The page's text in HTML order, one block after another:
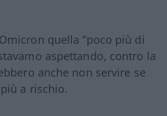
quella “poco più di
aspettando, contro la
anche non servire se
a rischio.